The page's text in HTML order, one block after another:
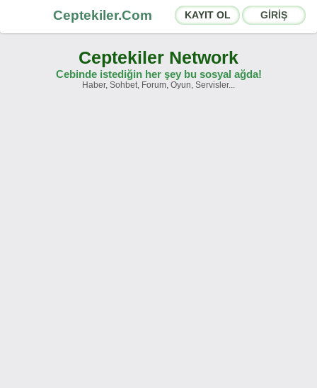
Ceptekiler.Com KAYIT OL GİRİŞ
Ceptekiler Network
Cebinde istediğin her şey bu sosyal ağda!
Haber, Sohbet, Forum, Oyun, Servisler...